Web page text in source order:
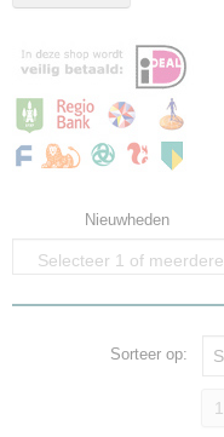
Nieuwheden
Selecteer 1 of meerdere
Sorteer op:
1